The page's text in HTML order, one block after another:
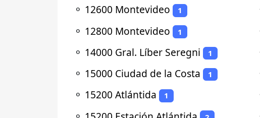
⚬ 12600 Montevideo 1
⚬ 12800 Montevideo 1
⚬ 14000 Gral. Líber Seregni 1
⚬ 15000 Ciudad de la Costa 1
⚬ 15200 Atlántida 1